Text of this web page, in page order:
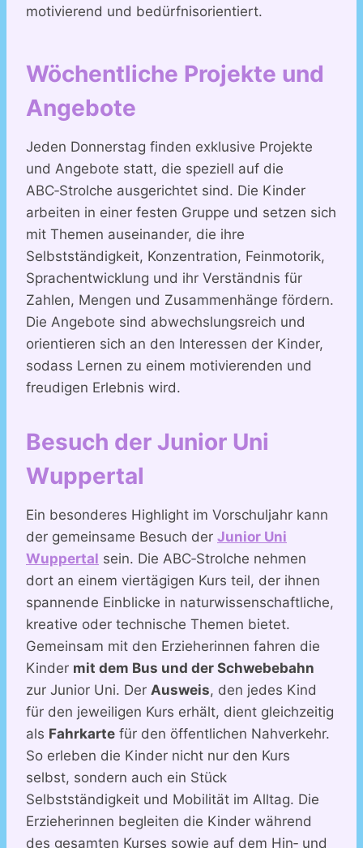
motivierend und bedürfnisorientiert.
Wöchentliche Projekte und
Angebote
Jeden Donnerstag finden exklusive Projekte
und Angebote statt, die speziell auf die
ABC‑Strolche ausgerichtet sind. Die Kinder
arbeiten in einer festen Gruppe und setzen sich
mit Themen auseinander, die ihre
Selbstständigkeit, Konzentration, Feinmotorik,
Sprachentwicklung und ihr Verständnis für
Zahlen, Mengen und Zusammenhänge fördern.
Die Angebote sind abwechslungsreich und
orientieren sich an den Interessen der Kinder,
sodass Lernen zu einem motivierenden und
freudigen Erlebnis wird.
Besuch der Junior Uni
Wuppertal
Ein besonderes Highlight im Vorschuljahr kann
der gemeinsame Besuch der Junior Uni
Wuppertal sein. Die ABC‑Strolche nehmen
dort an einem viertägigen Kurs teil, der ihnen
spannende Einblicke in naturwissenschaftliche,
kreative oder technische Themen bietet.
Gemeinsam mit den Erzieherinnen fahren die
Kinder mit dem Bus und der Schwebebahn
zur Junior Uni. Der Ausweis, den jedes Kind
für den jeweiligen Kurs erhält, dient gleichzeitig
als Fahrkarte für den öffentlichen Nahverkehr.
So erleben die Kinder nicht nur den Kurs
selbst, sondern auch ein Stück
Selbstständigkeit und Mobilität im Alltag. Die
Erzieherinnen begleiten die Kinder während
des gesamten Kurses sowie auf dem Hin‑ und